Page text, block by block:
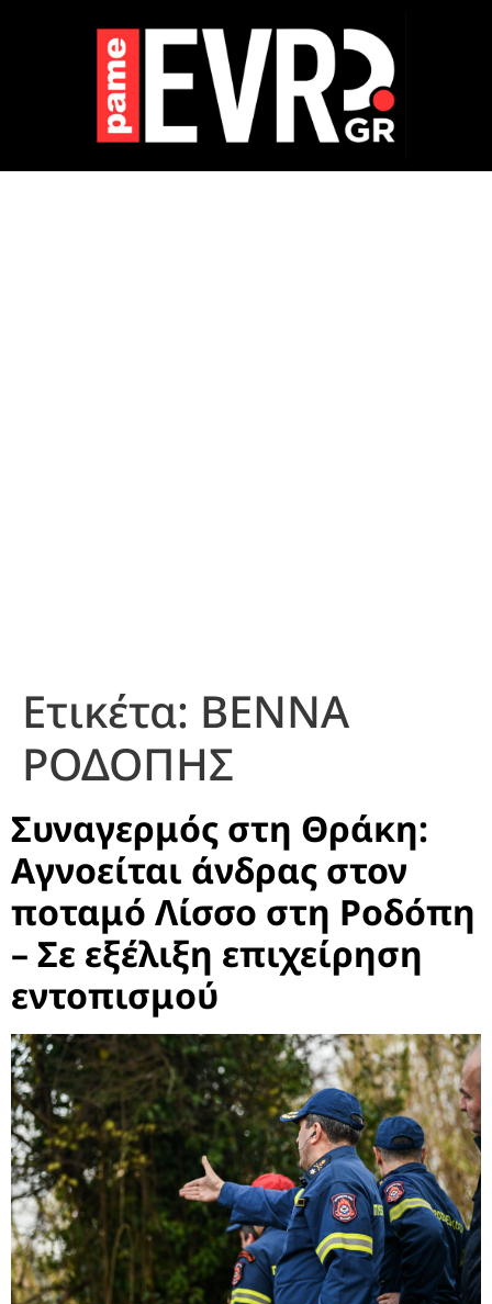
Ετικέτα: ΒΕΝΝΑ
ΡΟΔΟΠΗΣ
Συναγερμός στη Θράκη:
Αγνοείται άνδρας στον
ποταμό Λίσσο στη Ροδόπη
– Σε εξέλιξη επιχείρηση
εντοπισμού